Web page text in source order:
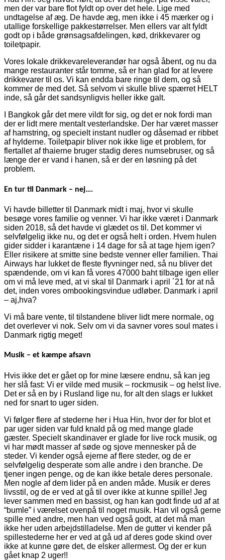
men der var bare flot fyldt op over det hele. Lige med
undtagelse af æg. De havde æg, men ikke i 45 mærker og i
utallige forskellige pakkestørrelser. Men ellers var alt fyldt
godt op i både grønsagsafdelingen, kød, drikkevarer og
toiletpapir.
Vores lokale drikkevareleverandør har også åbent, og nu da
mange restauranter står tomme, så er han glad for at levere
drikkevarer til os. Vi kan endda bare ringe til dem, og så
kommer de med det. Så selvom vi skulle blive spærret HELT
inde, så går det sandsynligvis heller ikke galt.
I Bangkok går det mere vildt for sig, og det er nok fordi man
der er lidt mere mentalt vesterlandske. Der har været masser
af hamstring, og specielt instant nudler og dåsemad er ribbet
af hylderne. Toiletpapir bliver nok ikke lige et problem, for
flertallet af thaierne bruger stadig deres numsebruser, og så
længe der er vand i hanen, så er der en løsning på det
problem.
En tur til Danmark – nej….
Vi havde billetter til Danmark midt i maj, hvor vi skulle
besøge vores familie og venner. Vi har ikke været i Danmark
siden 2018, så det havde vi glædet os til. Det kommer vi
selvfølgelig ikke nu, og det er også helt i orden. Hvem hulen
gider sidder i karantæne i 14 dage for så at tage hjem igen?
Eller risikere at smitte sine bedste venner eller familien. Thai
Airways har lukket de fleste flyvninger ned, så nu bliver det
spændende, om vi kan få vores 47000 baht tilbage igen eller
om vi må leve med, at vi skal til Danmark i april ´21 for at nå
det, inden vores ombookingsvindue udløber. Danmark i april
– aj,hva?
Vi må bare vente, til tilstandene bliver lidt mere normale, og
det overlever vi nok. Selv om vi da savner vores soul mates i
Danmark rigtig meget!
Musik – et kæmpe afsavn
Hvis ikke det er gået op for mine læsere endnu, så kan jeg
her slå fast: Vi er vilde med musik – rockmusik – og helst live.
Det er så en by i Rusland lige nu, for alt den slags er lukket
ned for snart to uger siden.
Vi følger flere af stederne her i Hua Hin, hvor der for blot et
par uger siden var fuld knald på og med mange glade
gæster. Specielt skandinaver er glade for live rock musik, og
vi har mødt masser af søde og sjove mennesker på de
steder. Vi kender også ejerne af flere steder, og de er
selvfølgelig desperate som alle andre i den branche. De
tjener ingen penge, og de kan ikke betale deres personale.
Men nogle af dem lider på en anden måde. Musik er deres
livsstil, og de er ved at gå til over ikke at kunne spille! Jeg
lever sammen med en bassist, og han kan godt finde ud af at
“bumle” i værelset ovenpå til noget musik. Han vil også gerne
spille med andre, men han ved også godt, at det må man
ikke her uden arbejdstilladelse. Men de gutter vi kender på
spillestederne her er ved at gå ud af deres gode skind over
ikke at kunne gøre det, de elsker allermest. Og der er kun
gået knap 2 uger!!